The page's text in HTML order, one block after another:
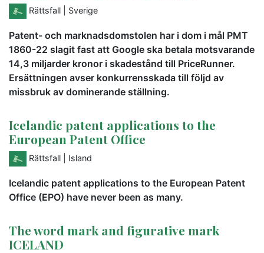
Rättsfall | Sverige
Patent- och marknadsdomstolen har i dom i mål PMT
1860-22 slagit fast att Google ska betala motsvarande
14,3 miljarder kronor i skadestånd till PriceRunner.
Ersättningen avser konkurrensskada till följd av
missbruk av dominerande ställning.
Icelandic patent applications to the
European Patent Office
Rättsfall | Island
Icelandic patent applications to the European Patent
Office (EPO) have never been as many.
The word mark and figurative mark
ICELAND